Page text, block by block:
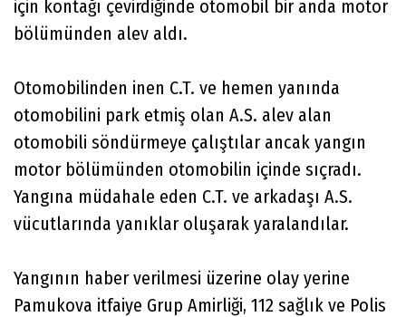
için kontağı çevirdiğinde otomobil bir anda motor
bölümünden alev aldı.
Otomobilinden inen C.T. ve hemen yanında
otomobilini park etmiş olan A.S. alev alan
otomobili söndürmeye çalıştılar ancak yangın
motor bölümünden otomobilin içinde sıçradı.
Yangına müdahale eden C.T. ve arkadaşı A.S.
vücutlarında yanıklar oluşarak yaralandılar.
Yangının haber verilmesi üzerine olay yerine
Pamukova itfaiye Grup Amirliği, 112 sağlık ve Polis